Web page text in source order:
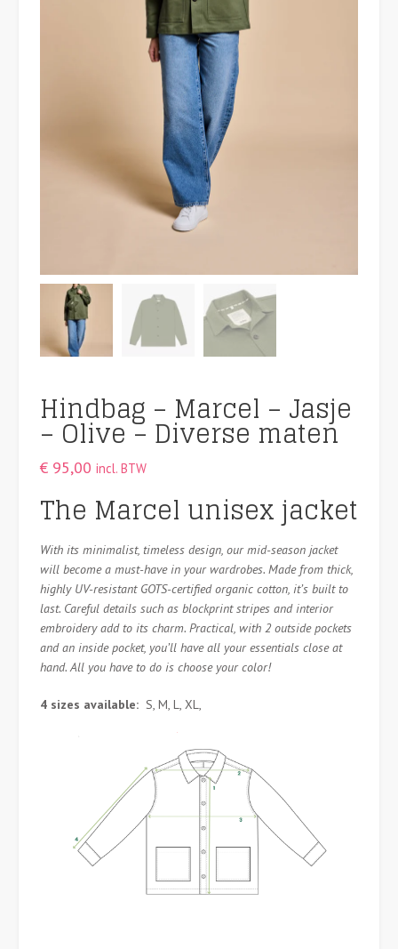
Hindbag – Marcel – Jasje
– Olive – Diverse maten
€ 95,00 incl. BTW
The Marcel unisex jacket
With its minimalist, timeless design, our mid-season jacket
will become a must-have in your wardrobes. Made from thick,
highly UV-resistant GOTS-certified organic cotton, it’s built to
last. Careful details such as blockprint stripes and interior
embroidery add to its charm. Practical, with 2 outside pockets
and an inside pocket, you’ll have all your essentials close at
hand. All you have to do is choose your color!
4 sizes available: S, M, L, XL,